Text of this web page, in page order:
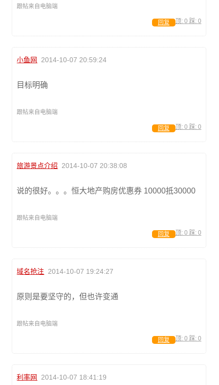
跟帖来自电脑端
顶: 0 踩: 0
回复
小鱼网 2014-10-07 20:59:24
目标明确
跟帖来自电脑端
顶: 0 踩: 0
回复
旅游景点介绍 2014-10-07 20:38:08
说的很好。。。恒大地产购房优惠券 10000抵30000
跟帖来自电脑端
顶: 0 踩: 0
回复
域名抢注 2014-10-07 19:24:27
原则是要坚守的，但也许变通
跟帖来自电脑端
顶: 0 踩: 0
回复
利率网 2014-10-07 18:41:19